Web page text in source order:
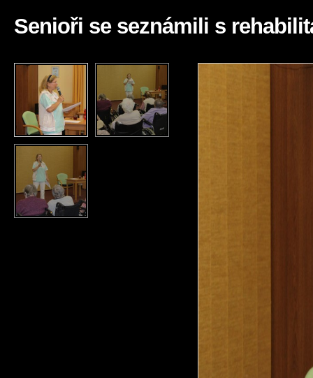
Senioři se seznámili s